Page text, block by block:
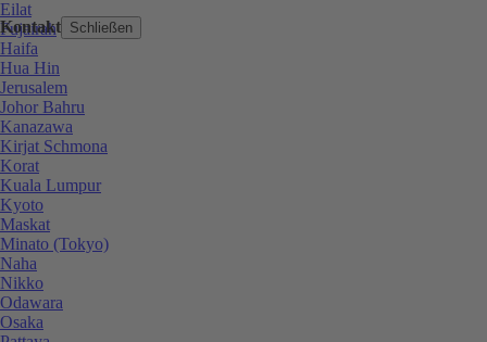
Kontakt Schließen
Eilat
Fujairah
Haifa
Hua Hin
Jerusalem
Johor Bahru
Kanazawa
Kirjat Schmona
Korat
Kuala Lumpur
Kyoto
Maskat
Minato (Tokyo)
Naha
Nikko
Odawara
Osaka